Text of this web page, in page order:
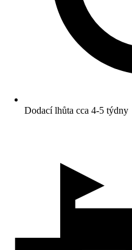
Dodací lhůta cca 4-5 týdny